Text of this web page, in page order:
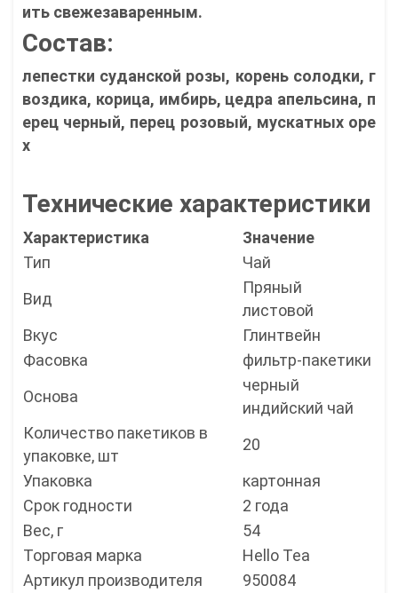
ить свежезаваренным.
Состав:
лепестки суданской розы, корень солодки, г
воздика, корица, имбирь, цедра апельсина, п
ерец черный, перец розовый, мускатных оре
х
Технические характеристики
Характеристика
Значение
Тип
Чай
Вид
Пряный
листовой
Вкус
Глинтвейн
Фасовка
фильтр-пакетики
Основа
черный
индийский чай
Количество пакетиков в
упаковке, шт
20
Упаковка
картонная
Срок годности
2 года
Вес, г
54
Торговая марка
Hello Tea
Артикул производителя
950084